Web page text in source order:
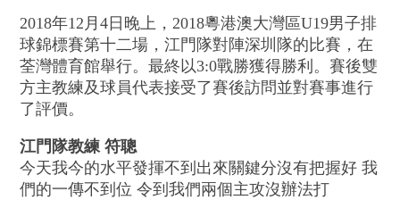
2018年12月4日晚上，2018粵港澳大灣區U19男子排
球錦標賽第十二場，江門隊對陣深圳隊的比賽，在
荃灣體育館舉行。最終以3:0戰勝獲得勝利。賽後雙
方主教練及球員代表接受了賽後訪問並對賽事進行
了評價。
江門隊教練 符聰
今天我今的水平發揮不到出來關鍵分沒有把握好 我
們的一傳不到位 令到我們兩個主攻沒辦法打